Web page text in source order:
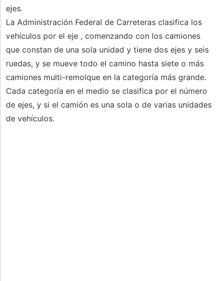
ejes.
La Administración Federal de Carreteras clasifica los
vehículos por el eje , comenzando con los camiones
que constan de una sola unidad y tiene dos ejes y seis
ruedas, y se mueve todo el camino hasta siete o más
camiones multi-remolque en la categoría más grande.
Cada categoría en el medio se clasifica por el número
de ejes, y si el camión es una sola o de varias unidades
de vehículos.